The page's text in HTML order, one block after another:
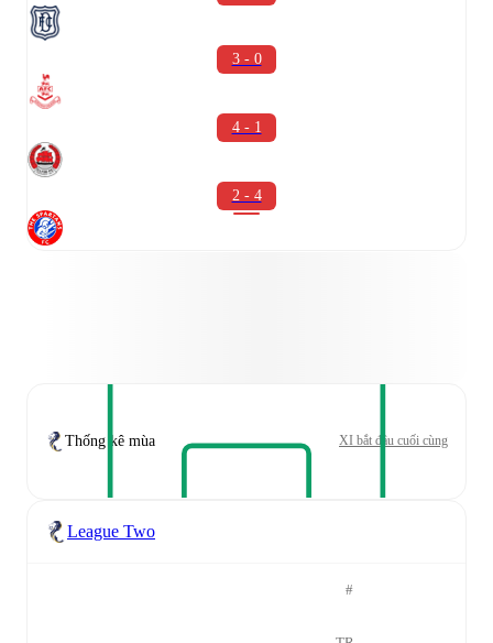
3 - 0
4 - 1
2 - 4
Thống kê mùa XI bắt đầu cuối cùng
League Two
#